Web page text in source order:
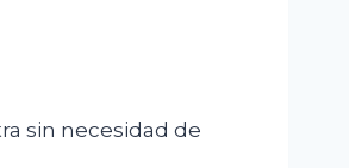
sin necesidad de